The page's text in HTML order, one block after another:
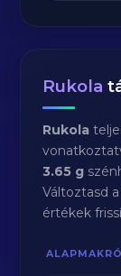
Rukola
Rukola
3.65 g
Változtasd
értékek